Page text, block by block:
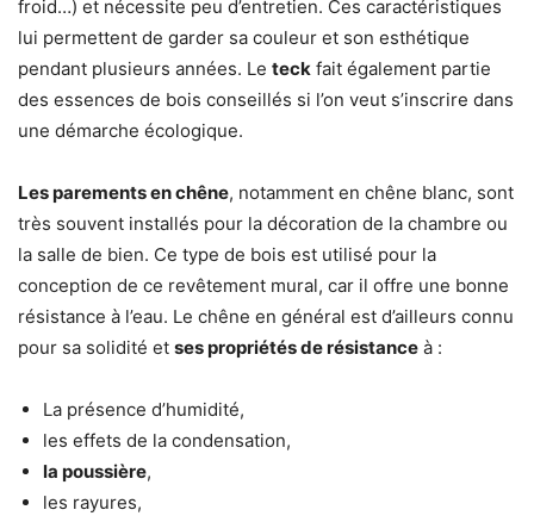
froid…) et nécessite peu d’entretien. Ces caractéristiques
lui permettent de garder sa couleur et son esthétique
pendant plusieurs années. Le teck fait également partie
des essences de bois conseillés si l’on veut s’inscrire dans
une démarche écologique.
Les parements en chêne, notamment en chêne blanc, sont
très souvent installés pour la décoration de la chambre ou
la salle de bien. Ce type de bois est utilisé pour la
conception de ce revêtement mural, car il offre une bonne
résistance à l’eau. Le chêne en général est d’ailleurs connu
pour sa solidité et ses propriétés de résistance à :
La présence d’humidité,
les effets de la condensation,
la poussière,
les rayures,